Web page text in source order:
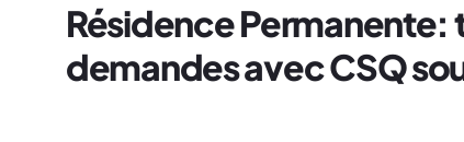
Résidence
demandes avec CSQ